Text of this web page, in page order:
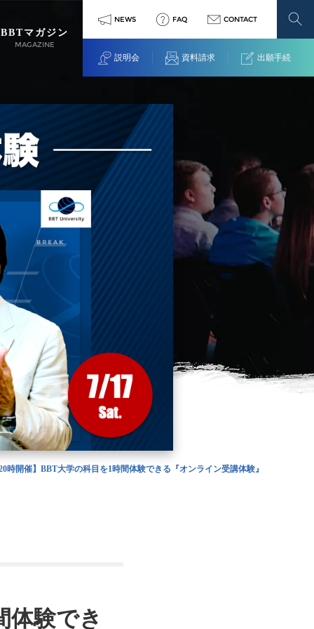
BBTマガジン
MAGAZINE
NEWS FAQ CONTACT
説明会 資料請求 出願手続
時開催】BBT大学の科目を1時間体験できる『オンライン受講体験』
体験でき